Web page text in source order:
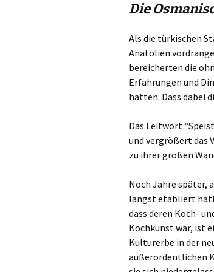
Die
Als die türkischen
Anatolien
bereicherten die
Erfahrungen und
hatten. Dass dabei
Das Leitwort
und vergrößert das
zu ihrer großen
Noch Jahre später,
längst etabliert
dass deren Koch-
Kochkunst war, ist
Kulturerbe in der
außerordentlichen